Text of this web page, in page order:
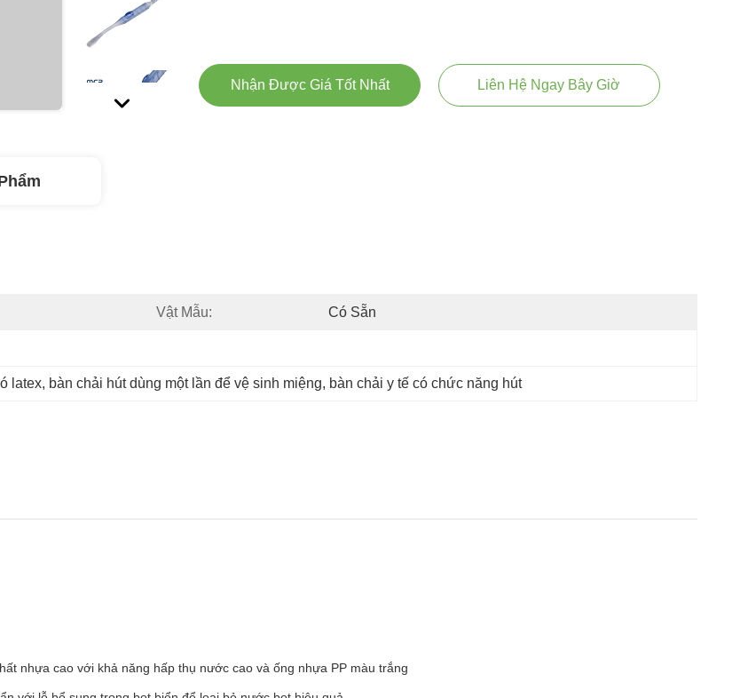
Nhận Được Giá Tốt Nhất Liên Hệ Ngay Bây Giờ
Vật Mẫu: Có Sẵn
latex, bàn chải hút dùng một lần để vệ sinh miệng, bàn chải y tế có chức năng hút
nhựa cao với khả năng hấp thụ nước cao và ống nhựa PP màu trắng